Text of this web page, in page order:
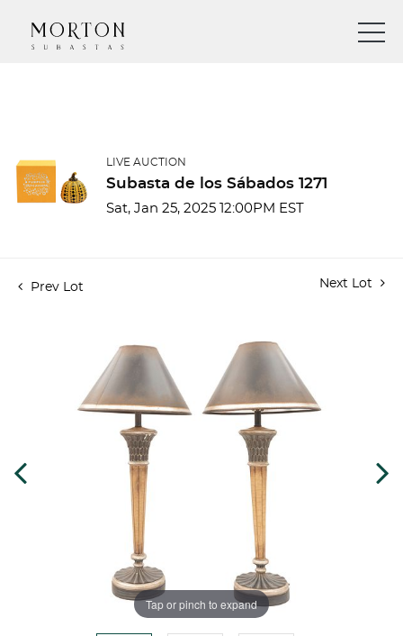
LIVE AUCTION
Subasta de los Sábados 1271
Sat, Jan 25, 2025 12:00PM EST
Prev Lot Next Lot
Tap or pinch to expand